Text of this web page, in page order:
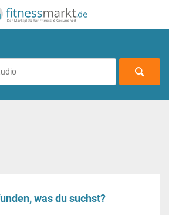
was du suchst?